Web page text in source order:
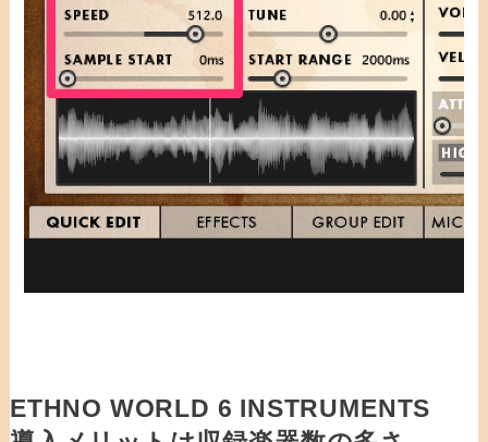
ETHNO WORLD 6 INSTRUMENTS